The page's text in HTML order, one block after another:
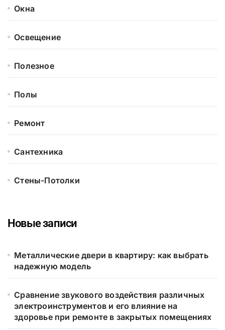
Окна
Освещение
Полезное
Полы
Ремонт
Сантехника
Стены-Потолки
Новые записи
Металлические двери в квартиру: как выбрать
надежную модель
Сравнение звукового воздействия различных
электроинструментов и его влияние на
здоровье при ремонте в закрытых помещениях